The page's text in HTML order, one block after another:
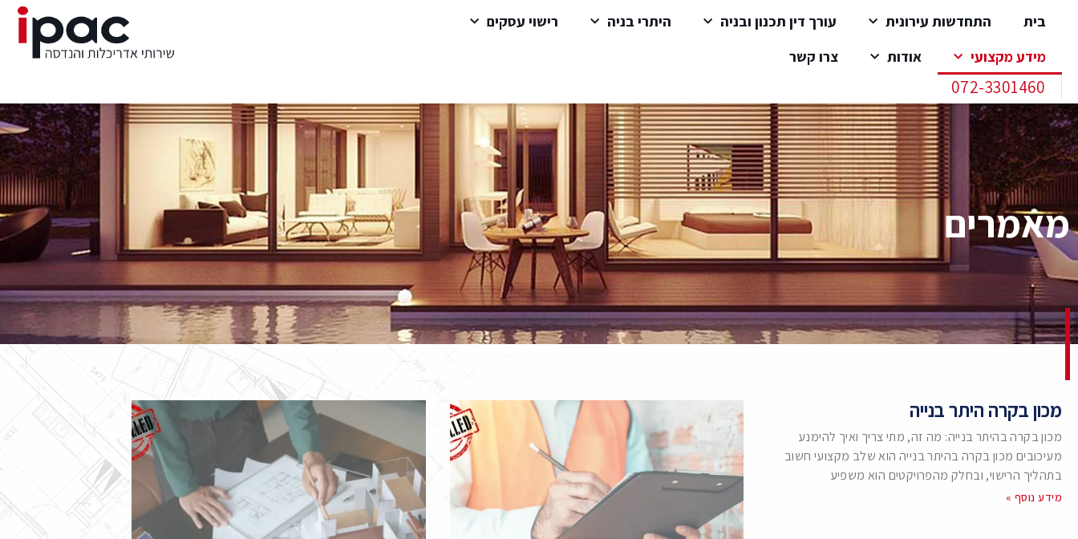
בית התחדשות עירונית עורך דין תכנון ובניה היתרי בניה
רישוי עסקים
מידע מקצועי
אודות צרו קשר
072-3301460
מאמרים
מכון בקרה היתר בנייה
מכון בקרה בהיתר בנייה: מה זה, מתי צריך ואיך להימנע
מעיכובים מכון בקרה בהיתר בנייה הוא שלב מקצועי חשוב
בתהליך הרישוי, ובחלק מהפרויקטים הוא משפיע
מידע נוסף »